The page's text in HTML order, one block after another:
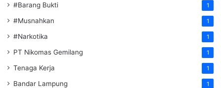
#Barang Bukti 1
#Musnahkan 1
#Narkotika 1
PT Nikomas Gemilang 1
Tenaga Kerja 1
Bandar Lampung 1